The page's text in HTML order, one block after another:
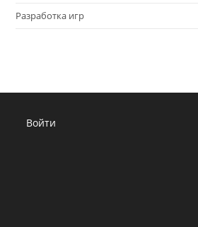
Разработка игр
Войти